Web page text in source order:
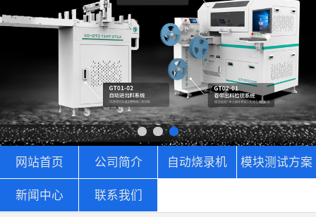
网站首页 公司简介 自动烧录机 模块测试方案
新闻中心 联系我们